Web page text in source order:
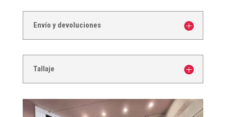
Envío y devoluciones
Tallaje